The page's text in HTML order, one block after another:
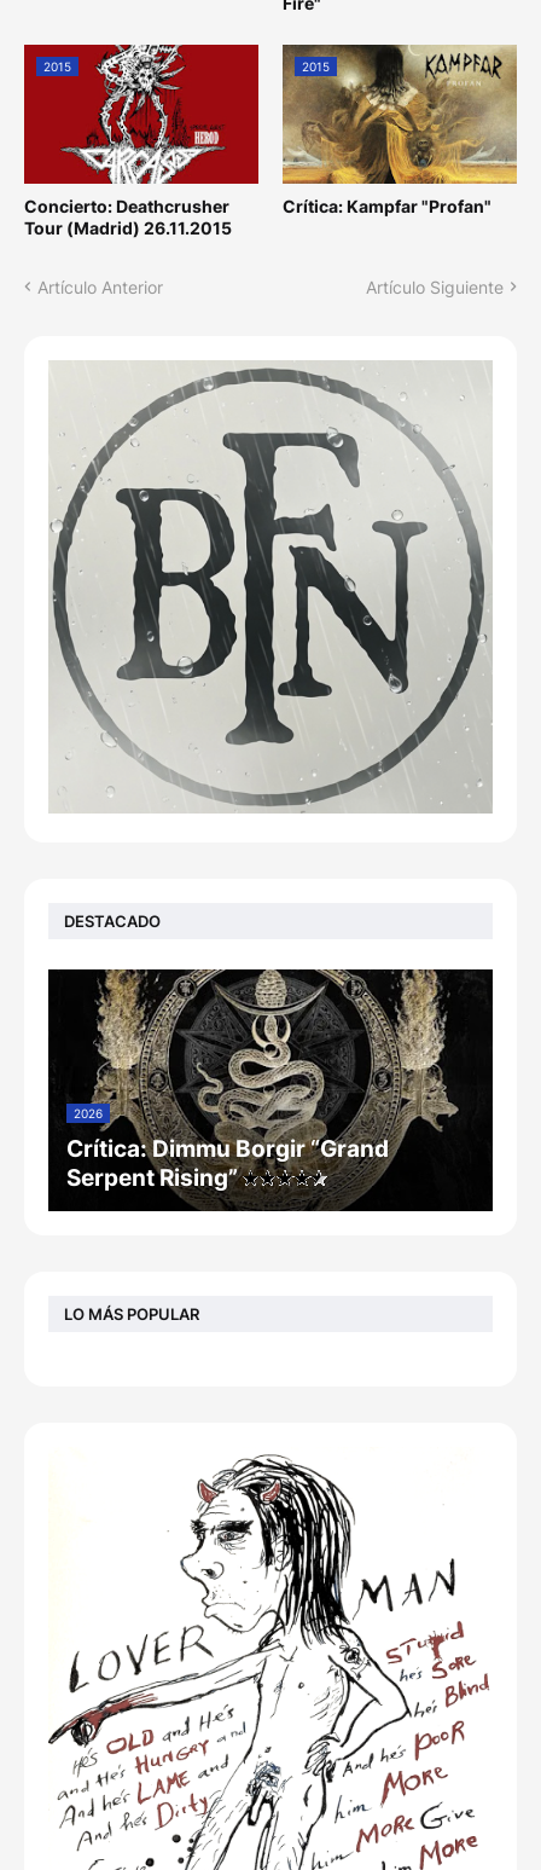
2015
Concierto: Deathcrusher
Tour (Madrid) 26.11.2015
2015
Crítica: Kampfar "Profan"
Artículo Anterior Artículo Siguiente
DESTACADO
2026
Crítica: Dimmu Borgir “Grand
Serpent Rising”
LO MÁS POPULAR